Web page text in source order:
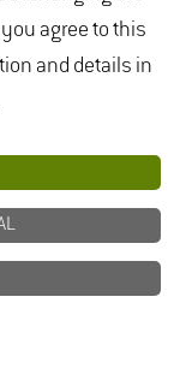
agree to this
and details in